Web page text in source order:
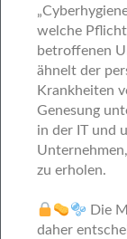
welche
betroffenen
ähnelt der
Krankheiten
Genesung
in der IT und
zu erholen.
Die
daher